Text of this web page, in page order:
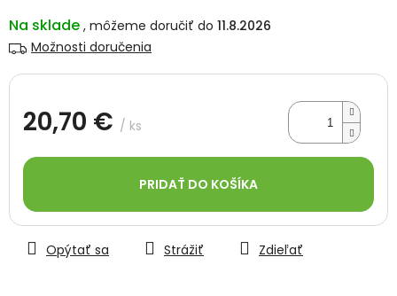
Na sklade
11.8.2026
Možnosti doručenia
20,70 € / ks
cena:
PRIDAŤ DO KOŠÍKA
Opýtať sa Strážiť Zdieľať